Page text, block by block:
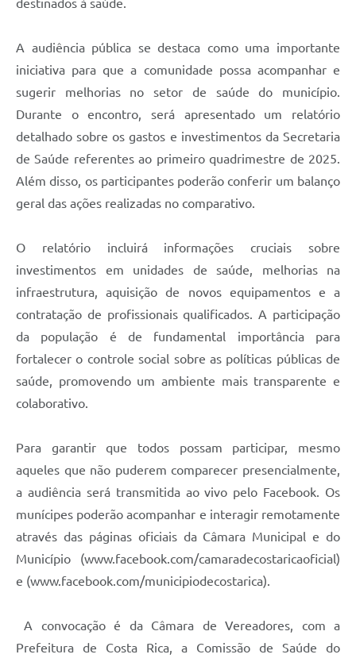
destinados à saúde.
A audiência pública se destaca como uma importante
iniciativa para que a comunidade possa acompanhar e
sugerir melhorias no setor de saúde do município.
Durante o encontro, será apresentado um relatório
detalhado sobre os gastos e investimentos da Secretaria
de Saúde referentes ao primeiro quadrimestre de 2025.
Além disso, os participantes poderão conferir um balanço
geral das ações realizadas no comparativo.
O relatório incluirá informações cruciais sobre
investimentos em unidades de saúde, melhorias na
infraestrutura, aquisição de novos equipamentos e a
contratação de profissionais qualificados. A participação
da população é de fundamental importância para
fortalecer o controle social sobre as políticas públicas de
saúde, promovendo um ambiente mais transparente e
colaborativo.
Para garantir que todos possam participar, mesmo
aqueles que não puderem comparecer presencialmente,
a audiência será transmitida ao vivo pelo Facebook. Os
munícipes poderão acompanhar e interagir remotamente
através das páginas oficiais da Câmara Municipal e do
Município (www.facebook.com/camaradecostaricaoficial)
e (www.facebook.com/municipiodecostarica).
A convocação é da Câmara de Vereadores, com a
Prefeitura de Costa Rica, a Comissão de Saúde do